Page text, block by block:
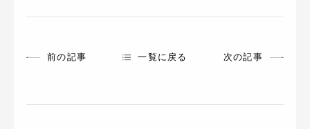
前の記事 一覧に戻る 次の記事